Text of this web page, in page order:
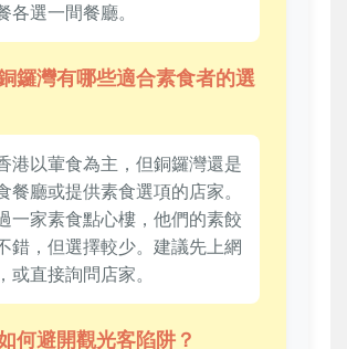
各選一間餐廳。
鑼灣有哪些適合素食者的選
港以葷食為主，但銅鑼灣還是
餐廳或提供素食選項的店家。
一家素食點心樓，他們的素餃
錯，但選擇較少。建議先上網
或直接詢問店家。
何避開觀光客陷阱？